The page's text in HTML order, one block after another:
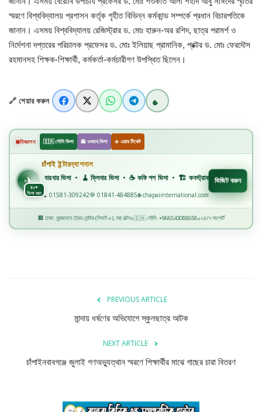
জাতীয়
আন্তর্জাতিক
লাইফ স্টাইল
বিজ্ঞান ও প্রযুক্তি
খেলাধুলা
স্মরণে বিশ্ববিদ্যালয় প্রশাসন কর্তৃক গৃহীত বিভিন্ন কর্মকান্ড সম্পর্কে প্রধান বিচারপতিকে
জানান। এসময় বিশ্ববিদ্যালয় রেজিস্ট্রার ড. মোঃ হারুন-অর রশিদ, ছাত্র পরামর্শ ও
নির্দেশনা দপ্তরের পরিচালক প্রফেসর ড. মোঃ ইলিয়াছ প্রামানিক, প্রক্টর ড. মোঃ ফেরদৌস
রহমানসহ শিক্ষক-শিক্ষার্থী, কর্মকর্তা-কর্মচারীগণ উপস্থিত ছিলেন।
🔗 শেয়ার করুন
বিজ্ঞাপন | 🇸🇦 সৌদি ভিসা 🕋 ওমরাহ ভিসা ✈️ এয়ার টিকেট
✈৪০+
ভিসা ধরন
চাঁপাই ইন্টারন্যাশনাল
💈 বারবার ভিসা • 🧹 ক্লিনার ভিসা • ☕ কফি শপ ভিসা • 🏗️ কনস্ট্রাকশন ভিসা • 🏭 ফ্যাক্টরি
📞 01581-309242💬 01841-484885🌐 chapaiinternational.com
ভিজিট করুন
🏢 ঢাকা: নুরজাহান ট্রেড সেন্টার (লিফট-৫), নয়া পল্টন◆🇸🇦 সৌদি: +966543088658◆২৪/৭ সাপোর্ট
✈️
PREVIOUS ARTICLE
মান্দায় ধর্ষণের অভিযোগে স্কুলছাত্র আটক
NEXT ARTICLE
চাঁপাইনবাবগঞ্জে জুলাই গণঅভ্যুত্থান স্মরণে শিক্ষার্থীর মাঝে গাছের চারা বিতরণ